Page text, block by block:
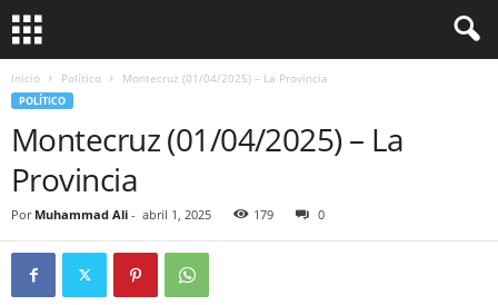
Inicio Político Montecruz (01/04/2025) – La Provincia
POLÍTICO
Montecruz (01/04/2025) – La
Provincia
Por Muhammad Ali - abril 1, 2025 179 0